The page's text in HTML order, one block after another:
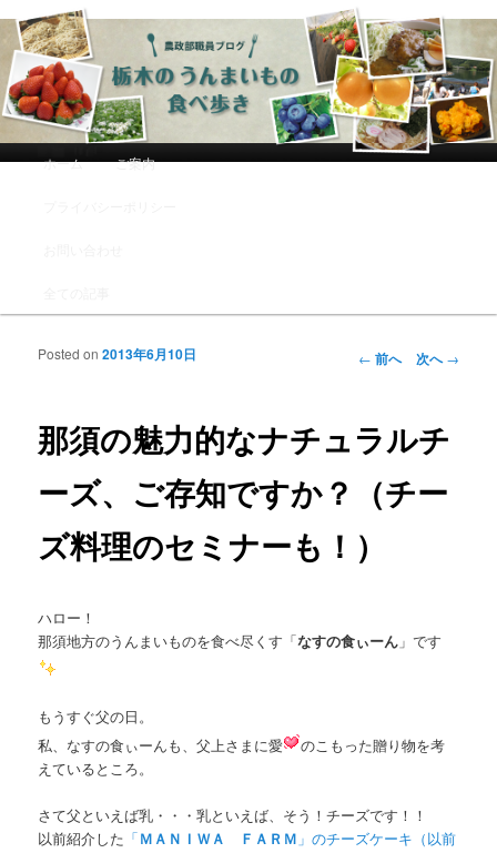
農政部職員ブログ「栃木のうんまい
もの食べ歩き」
メインコンテンツへ移動
サブコンテンツへ移動
ホーム ご案内
投稿ナビゲーシ
← 前へ 次へ→
那須の魅力的なナチュラルチ
ーズ、ご存知ですか？（チー
ズ料理のセミナーも！）
Posted on2013年6月10日
ハロー！
那須地方のうんまいものを食べ尽くす「なすの食ぃーん 」です
もうすぐ父の日。
私、なすの食ぃーんも、父上さまに愛
のこもった贈り物を考
えているところ。
さて父といえば乳・・・乳といえば、そう！チーズです！！
以前紹介した 「ＭＡＮＩＷＡ ＦＡＲＭ 」のチーズケーキ（以前